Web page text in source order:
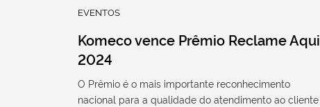
EVENTOS
Komeco vence Prêmio Reclame Aqui
2024
O Prêmio é o mais importante reconhecimento
nacional para a qualidade do atendimento ao cliente